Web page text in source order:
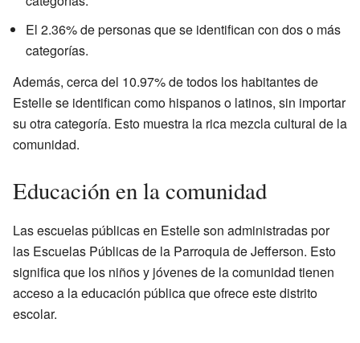
El 2.36% de personas que se identifican con dos o más
categorías.
Además, cerca del 10.97% de todos los habitantes de
Estelle se identifican como hispanos o latinos, sin importar
su otra categoría. Esto muestra la rica mezcla cultural de la
comunidad.
Educación en la comunidad
Las escuelas públicas en Estelle son administradas por
las Escuelas Públicas de la Parroquia de Jefferson. Esto
significa que los niños y jóvenes de la comunidad tienen
acceso a la educación pública que ofrece este distrito
escolar.